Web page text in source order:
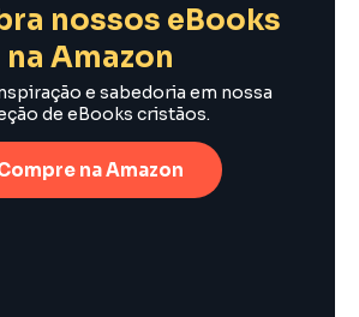
nossos eBooks
na Amazon
e sabedoria em nossa
de eBooks cristãos.
na Amazon